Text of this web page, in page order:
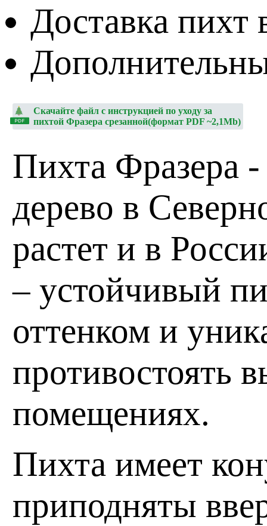
Доставка пихт
Скачайте файл с инструкцией по уходу за
пихтой Фразера срезанной(формат PDF ~2,1Mb)
Пихта Фразера -
дерево в
растет и в
– устойчивый
оттенком и
противостоять
помещениях.
Пихта имеет
приподняты